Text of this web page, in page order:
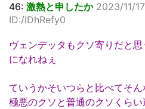
46: 激熱と申したか 2023/11/
ID:/IDhRefy0
ヴェンデッタもクソ寄りだと
になれねぇ
ていうかそいつらと比べてそん
極悪のクソと普通のクソくら